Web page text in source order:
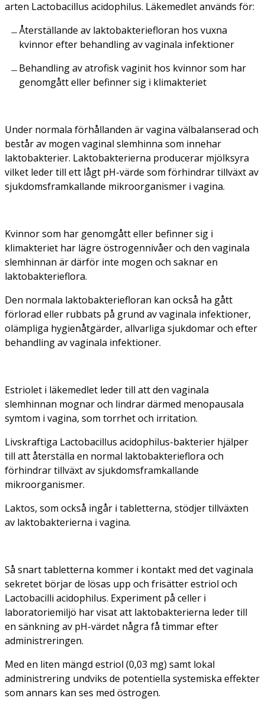
arten Lactobacillus acidophilus. Läkemedlet används för:
Återställande av laktobakteriefloran hos vuxna
kvinnor efter behandling av vaginala infektioner
Behandling av atrofisk vaginit hos kvinnor som har
genomgått eller befinner sig i klimakteriet
Under normala förhållanden är vagina välbalanserad och
består av mogen vaginal slemhinna som innehar
laktobakterier. Laktobakterierna producerar mjölksyra
vilket leder till ett lågt pH-värde som förhindrar tillväxt av
sjukdomsframkallande mikroorganismer i vagina.
Kvinnor som har genomgått eller befinner sig i
klimakteriet har lägre östrogennivåer och den vaginala
slemhinnan är därför inte mogen och saknar en
laktobakterieflora.
Den normala laktobakteriefloran kan också ha gått
förlorad eller rubbats på grund av vaginala infektioner,
olämpliga hygienåtgärder, allvarliga sjukdomar och efter
behandling av vaginala infektioner.
Estriolet i läkemedlet leder till att den vaginala
slemhinnan mognar och lindrar därmed menopausala
symtom i vagina, som torrhet och irritation.
Livskraftiga Lactobacillus acidophilus-bakterier hjälper
till att återställa en normal laktobakterieflora och
förhindrar tillväxt av sjukdomsframkallande
mikroorganismer.
Laktos, som också ingår i tabletterna, stödjer tillväxten
av laktobakterierna i vagina.
Så snart tabletterna kommer i kontakt med det vaginala
sekretet börjar de lösas upp och frisätter estriol och
Lactobacilli acidophilus. Experiment på celler i
laboratoriemiljö har visat att laktobakterierna leder till
en sänkning av pH-värdet några få timmar efter
administreringen.
Med en liten mängd estriol (0,03 mg) samt lokal
administrering undviks de potentiella systemiska effekter
som annars kan ses med östrogen.